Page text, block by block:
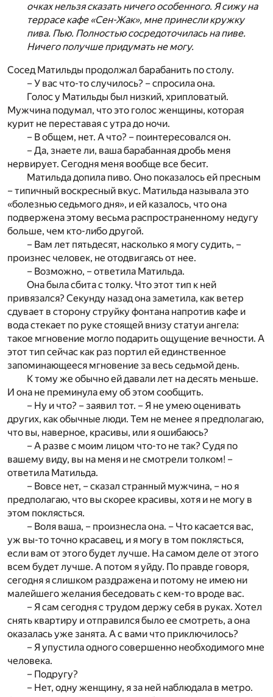
очках нельзя сказать ничего особенного. Я сижу на
террасе кафе «Сен-Жак», мне принесли кружку
пива. Пью. Полностью сосредоточилась на пиве.
Ничего получше придумать не могу.
Сосед Матильды продолжал барабанить по столу.
– У вас что-то случилось? – спросила она.
Голос у Матильды был низкий, хрипловатый.
Мужчина подумал, что это голос женщины, которая
курит не переставая с утра до ночи.
– В общем, нет. А что? – поинтересовался он.
– Да, знаете ли, ваша барабанная дробь меня
нервирует. Сегодня меня вообще все бесит.
Матильда допила пиво. Оно показалось ей пресным
– типичный воскресный вкус. Матильда называла это
«болезнью седьмого дня», и ей казалось, что она
подвержена этому весьма распространенному недугу
больше, чем кто-либо другой.
– Вам лет пятьдесят, насколько я могу судить, –
произнес человек, не отодвигаясь от нее.
– Возможно, – ответила Матильда.
Она была сбита с толку. Что этот тип к ней
привязался? Секунду назад она заметила, как ветер
сдувает в сторону струйку фонтана напротив кафе и
вода стекает по руке стоящей внизу статуи ангела:
такое мгновение могло подарить ощущение вечности. А
этот тип сейчас как раз портил ей единственное
запоминающееся мгновение за весь седьмой день.
К тому же обычно ей давали лет на десять меньше.
И она не преминула ему об этом сообщить.
– Ну и что? – заявил тот. – Я не умею оценивать
других, как обычные люди. Тем не менее я предполагаю,
что вы, наверное, красивы, или я ошибаюсь?
– А разве с моим лицом что-то не так? Судя по
вашему виду, вы на меня и не смотрели толком! –
ответила Матильда.
– Вовсе нет, – сказал странный мужчина, – но я
предполагаю, что вы скорее красивы, хотя и не могу в
этом поклясться.
– Воля ваша, – произнесла она. – Что касается вас,
уж вы-то точно красавец, и я могу в том поклясться,
если вам от этого будет лучше. На самом деле от этого
всем будет лучше. А потом я уйду. По правде говоря,
сегодня я слишком раздражена и потому не имею ни
малейшего желания беседовать с кем-то вроде вас.
– Я сам сегодня с трудом держу себя в руках. Хотел
снять квартиру и отправился было ее смотреть, а она
оказалась уже занята. А с вами что приключилось?
– Я упустила одного совершенно необходимого мне
человека.
– Подругу?
– Нет, одну женщину, я за ней наблюдала в метро.